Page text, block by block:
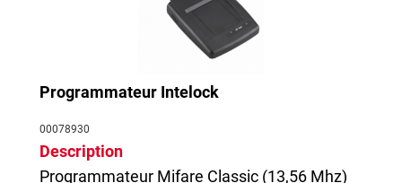
Programmateur Intelock
00078930
Description
Programmateur Mifare Classic (13,56 Mhz)